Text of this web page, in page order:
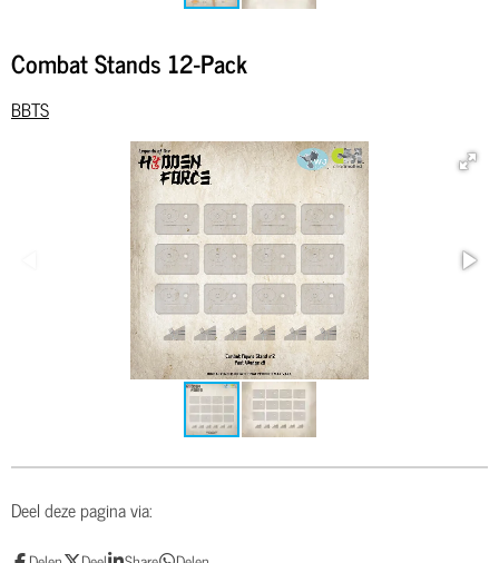
Combat Stands 12-Pack
BBTS
Deel deze pagina via: